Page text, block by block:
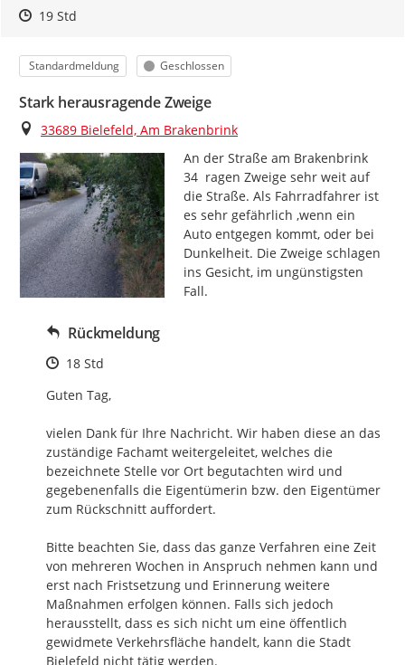
Zeitpunkt des Erstellens
Zeitpunkt des Erstellens
19 StdZur Äußerung
Kategorie
Standardmeldung Status
Geschlossen
Stark herausragende Zweige
Ort
33689 Bielefeld, Am Brakenbrink
An der Straße am Brakenbrink
34  ragen Zweige sehr weit auf
die Straße. Als Fahrradfahrer ist
es sehr gefährlich ,wenn ein
Auto entgegen kommt, oder bei
Dunkelheit. Die Zweige schlagen
ins Gesicht, im ungünstigsten
Fall.
Rückmeldung
Zeitpunkt des Erstellens
18 Std
Guten Tag,
vielen Dank für Ihre Nachricht. Wir haben diese an das
zuständige Fachamt weitergeleitet, welches die
bezeichnete Stelle vor Ort begutachten wird und
gegebenenfalls die Eigentümerin bzw. den Eigentümer
zum Rückschnitt auffordert.
Bitte beachten Sie, dass das ganze Verfahren eine Zeit
von mehreren Wochen in Anspruch nehmen kann und
erst nach Fristsetzung und Erinnerung weitere
Maßnahmen erfolgen können. Falls sich jedoch
herausstellt, dass es sich nicht um eine öffentlich
gewidmete Verkehrsfläche handelt, kann die Stadt
Bielefeld nicht tätig werden.